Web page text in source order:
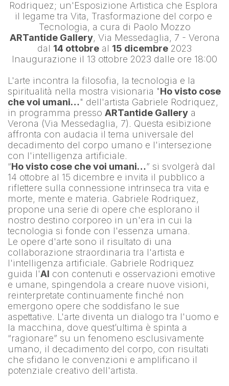
Rodriquez; un'Esposizione Artistica che Esplora
il legame tra Vita, Trasformazione del corpo e
Tecnologia, a cura di Paolo Mozzo
ARTantide Gallery, Via Messedaglia, 7 - Verona
dal 14 ottobre al 15 dicembre 2023
Inaugurazione il 13 ottobre 2023 dalle ore 18:00
L'arte incontra la filosofia, la tecnologia e la
spiritualità nella mostra visionaria "Ho visto cose
che voi umani…" dell'artista Gabriele Rodriquez,
in programma presso ARTantide Gallery a
Verona (Via Messedaglia, 7). Questa esibizione
affronta con audacia il tema universale del
decadimento del corpo umano e l'intersezione
con l'intelligenza artificiale.
“Ho visto cose che voi umani…” si svolgerà dal
14 ottobre al 15 dicembre e invita il pubblico a
riflettere sulla connessione intrinseca tra vita e
morte, mente e materia. Gabriele Rodriquez,
propone una serie di opere che esplorano il
nostro destino corporeo in un'era in cui la
tecnologia si fonde con l'essenza umana.
Le opere d'arte sono il risultato di una
collaborazione straordinaria tra l'artista e
l'intelligenza artificiale. Gabriele Rodriquez
guida l'AI con contenuti e osservazioni emotive
e umane, spingendola a creare nuove visioni,
reinterpretate continuamente finché non
emergono opere che soddisfano le sue
aspettative. L'arte diventa un dialogo tra l'uomo e
la macchina, dove quest’ultima è spinta a
“ragionare” su un fenomeno esclusivamente
umano, il decadimento del corpo, con risultati
che sfidano le convenzioni e amplificano il
potenziale creativo dell'artista.